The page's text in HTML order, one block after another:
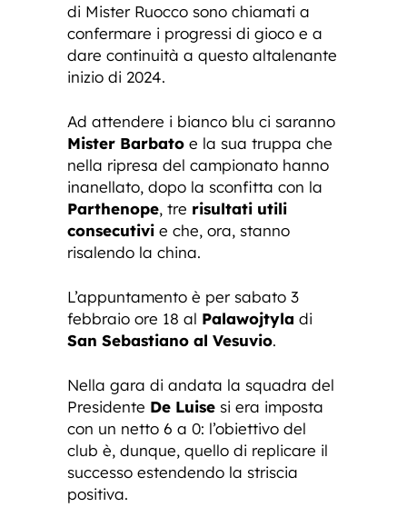
di Mister Ruocco sono chiamati a
confermare i progressi di gioco e a
dare continuità a questo altalenante
inizio di 2024.
Ad attendere i bianco blu ci saranno
Mister Barbato e la sua truppa che
nella ripresa del campionato hanno
inanellato, dopo la sconfitta con la
Parthenope, tre risultati utili
consecutivi e che, ora, stanno
risalendo la china.
L’appuntamento è per sabato 3
febbraio ore 18 al Palawojtyla di
San Sebastiano al Vesuvio.
Nella gara di andata la squadra del
Presidente De Luise si era imposta
con un netto 6 a 0: l’obiettivo del
club è, dunque, quello di replicare il
successo estendendo la striscia
positiva.